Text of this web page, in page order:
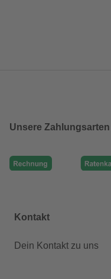
Unsere Zahlungsarten
Kontakt
Dein Kontakt zu uns